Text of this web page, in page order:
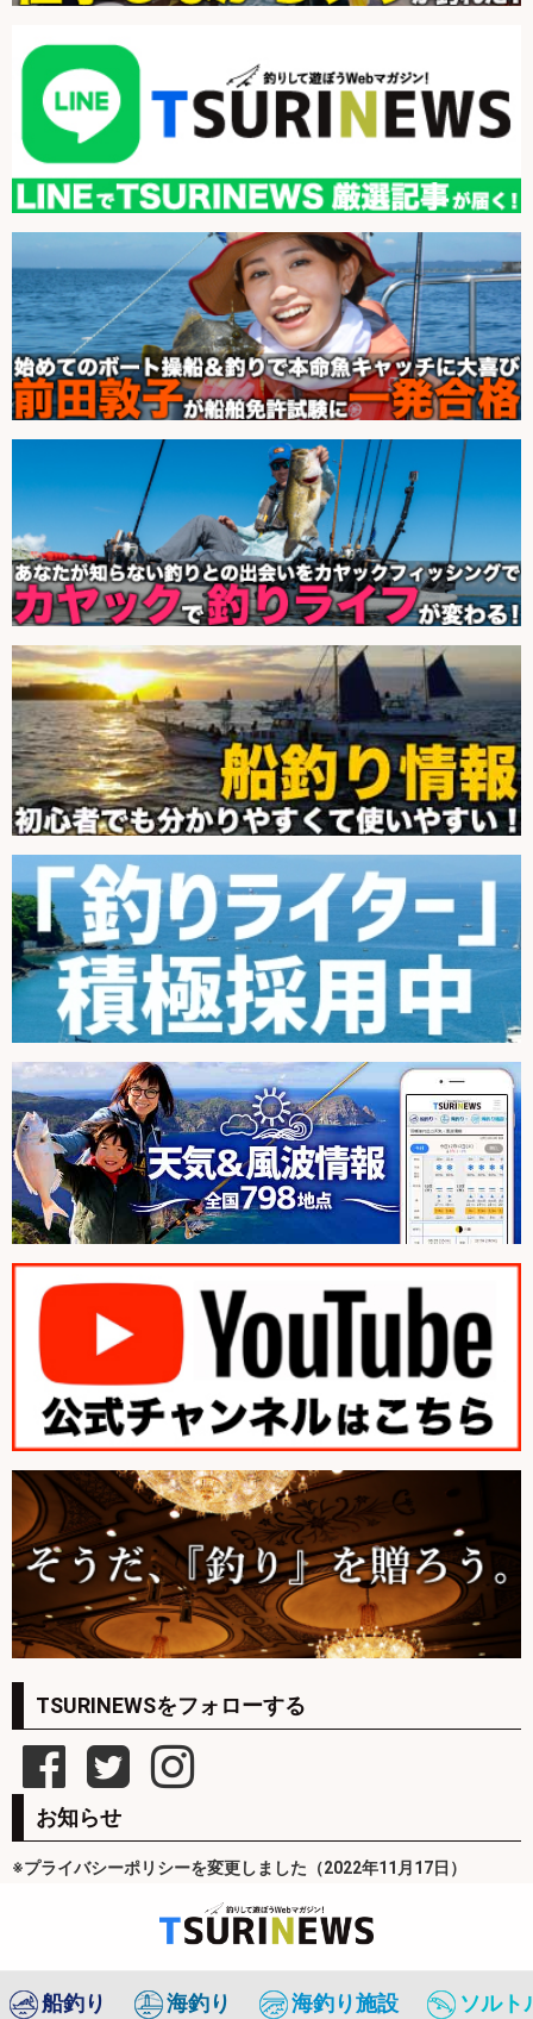
TSURINEWSをフォローする
お知らせ
※プライバシーポリシーを変更しました（2022年11月17日）
船釣り 海釣り 海釣り施設 ソルト